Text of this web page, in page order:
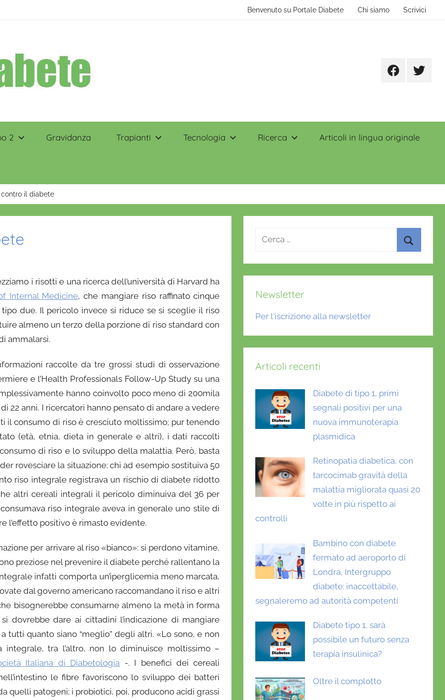
Benvenuto su Portale Diabete Chi siamo Scrivici
FacebookTwitter
2 Gravidanza Trapianti Tecnologia Ricerca Articoli in lingua originale
contro il diabete
i risotti e una ricerca dell’università di Harvard ha
Internal Medicine, che mangiare riso raffinato cinque
due. Il pericolo invece si riduce se si sceglie il riso
almeno un terzo della porzione di riso standard con
ammalarsi.
raccolte da tre grossi studi di osservazione
e l’Health Professionals Follow-Up Study su una
hanno coinvolto poco meno di 200mila
22 anni. I ricercatori hanno pensato di andare a vedere
il consumo di riso è cresciuto moltissimo; pur tenendo
(età, etnia, dieta in generale e altri), i dati raccolti
di riso e lo sviluppo della malattia. Però, basta
rovesciare la situazione: chi ad esempio sostituiva 50
riso integrale registrava un rischio di diabete ridotto
altri cereali integrali il pericolo diminuiva del 36 per
riso integrale aveva in generale uno stile di
l’effetto positivo è rimasto evidente.
per arrivare al riso «bianco»: si perdono vitamine,
preziose nel prevenire il diabete perché rallentano la
infatti comporta un’iperglicemia meno marcata,
dal governo americano raccomandano il riso e altri
bisognerebbe consumarne almeno la metà in forma
dovrebbe dare ai cittadini l’indicazione di mangiare
quanto siano “meglio” degli altri. «Lo sono, e non
tra l’altro, non lo diminuisce moltissimo –
Italiana di Diabetologia -. I benefici dei cereali
le fibre favoriscono lo sviluppo dei batteri
quelli patogeni; i probiotici, poi, producono acidi grassi
Ricerca
Newsletter
Per l'iscrizione alla newsletter
Articoli recenti
Diabete di tipo 1, primi
segnali positivi per una
nuova immunoterapia
plasmidica
Retinopatia diabetica, con
tarcocimab gravità della
malattia migliorata quasi 20
volte in più rispetto ai
controlli
Bambino con diabete
fermato ad aeroporto di
Londra, Intergruppo
diabete: inaccettabile,
segnaleremo ad autorità competenti
Diabete tipo 1, sarà
possibile un futuro senza
terapia insulinica?
Oltre il complotto